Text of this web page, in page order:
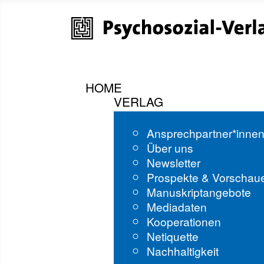
HOME
VERLAG
Über uns
Newsletter
Prospekte &
Manuskriptangebote
Mediadaten
Kooperationen
Netiquette
Nachhaltigkeit